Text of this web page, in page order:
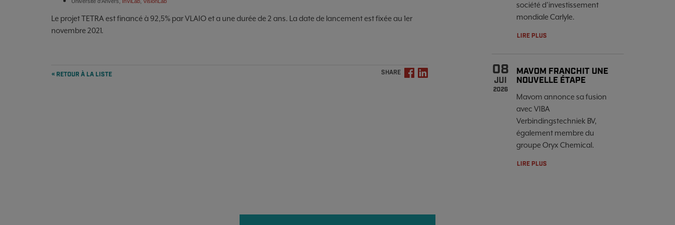
Le projet TETRA est financé à 92,5% par VLAIO et a une durée de 2 ans. La date de lancement est fixée au 1er
novembre 2021.
« RETOUR À LA LISTE SHARE
société d’investissement
mondiale Carlyle.
LIRE PLUS
08
JUI
2026
MAVOM FRANCHIT UNE
NOUVELLE ÉTAPE
Mavom annonce sa fusion
avec VIBA
Verbindingstechniek BV,
également membre du
groupe Oryx Chemical.
LIRE PLUS